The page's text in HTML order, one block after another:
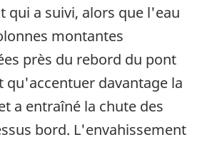
qui a suivi, alors que l'eau
montantes
près du rebord du pont
qu'accentuer davantage la
a entraîné la chute des
bord. L'envahissement